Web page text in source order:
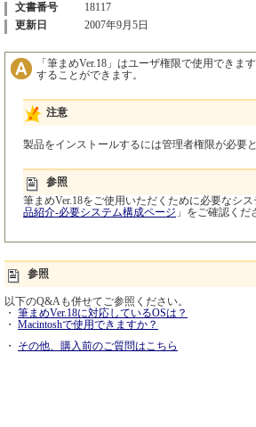
文書番号
18117
更新日
2007年9月5日
「筆まめVer.18」はユーザ権限で使用でき
することができます。
注意
製品をインストールするには管理者権限が必要
参照
筆まめVer.18をご使用いただくために必要なシ
品紹介-必要システム構成ページ 」をご確認くだ
参照
以下のQ&Aも併せてご参照ください。
・ 筆まめVer.18に対応しているOSは？
・ Macintoshで使用できますか？
・ その他、購入前のご質問はこちら